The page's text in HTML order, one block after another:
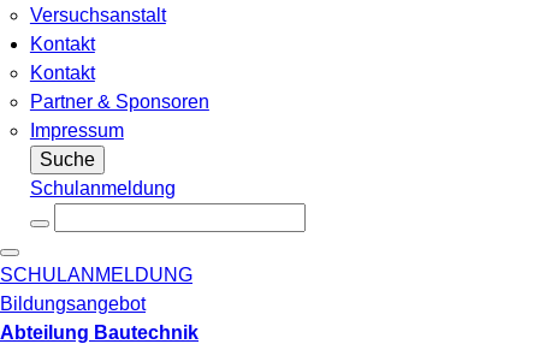
Versuchsanstalt
Kontakt
Kontakt
Partner & Sponsoren
Impressum
Suche
Schulanmeldung
SCHULANMELDUNG
Bildungsangebot
Abteilung Bautechnik